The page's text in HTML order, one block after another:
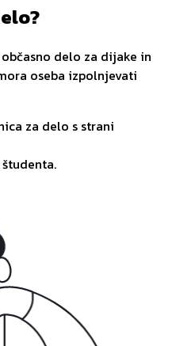
delo za dijake in
oseba izpolnjevati
za delo s strani